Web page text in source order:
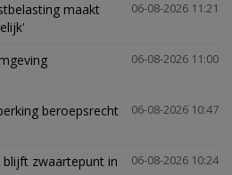
06-08-2026 11:21
maakt
06-08-2026 11:00
06-08-2026 10:47
beroepsrecht
06-08-2026 10:24
zwaartepunt in